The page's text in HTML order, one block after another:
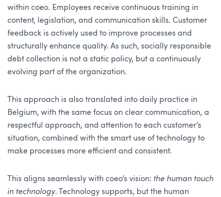
within coeo. Employees receive continuous training in
content, legislation, and communication skills. Customer
feedback is actively used to improve processes and
structurally enhance quality. As such, socially responsible
debt collection is not a static policy, but a continuously
evolving part of the organization.
This approach is also translated into daily practice in
Belgium, with the same focus on clear communication, a
respectful approach, and attention to each customer’s
situation, combined with the smart use of technology to
make processes more efficient and consistent.
This aligns seamlessly with coeo’s vision: the human touch
in technology. Technology supports, but the human